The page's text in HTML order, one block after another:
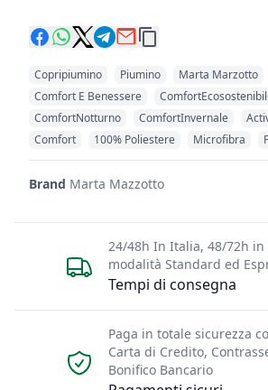
Copripiumino Piumino
Marta Marzotto
Comfort E Benessere
ComfortNotturno
ComfortInvernale
Comfort
100% Poliestere Microfibra
Brand Marta Mazzotto
Tempi di consegna
24/48h In Italia, 48/72h in
modalità Standard ed
Paga in totale sicurezza
Carta di Credito,
Bonifico Bancario